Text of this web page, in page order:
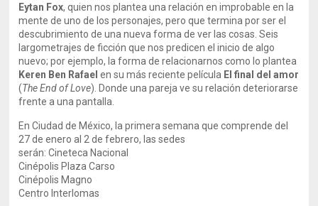
Eytan Fox, quien nos plantea una relación en improbable en la
mente de uno de los personajes, pero que termina por ser el
descubrimiento de una nueva forma de ver las cosas. Seis
largometrajes de ficción que nos predicen el inicio de algo
nuevo; por ejemplo, la forma de relacionarnos como lo plantea
Keren Ben Rafael en su más reciente película El final del amor
(The End of Love). Donde una pareja ve su relación deteriorarse
frente a una pantalla.
En Ciudad de México, la primera semana que comprende del
27 de enero al 2 de febrero, las sedes
serán: Cineteca Nacional
Cinépolis Plaza Carso
Cinépolis Magno
Centro Interlomas